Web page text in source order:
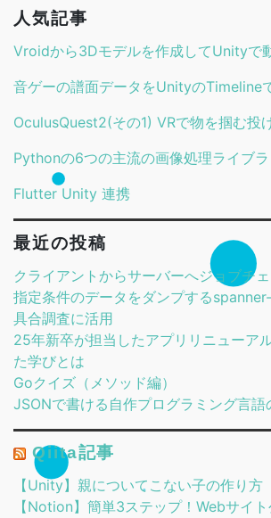
人気記事
Vroidから3Dモデルを作成してUnityで
音ゲーの譜面データをUnityのTimeline
OculusQuest2(その1) VRで物を掴む投
Pythonの6つの主流の画像処理ライブラ
Flutter Unity 連携
最近の投稿
クライアントからサーバーへジョブチ
指定条件のデータをダンプする
具合調査に活用
25年新卒が担当したアプリリニューア
た学びとは
Goクイズ（メソッド編）
JSONで書ける自作プログラミング言語
Qiita記事
【Unity】親についてこない子の作り方
【Notion】簡単3ステップ！Webサイ